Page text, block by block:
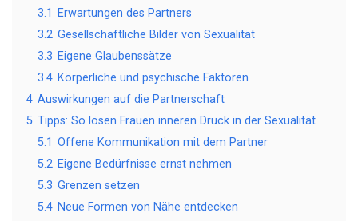
3.1
Erwartungen des Partners
3.2 Gesellschaftliche Bilder von Sexualität
3.3 Eigene Glaubenssätze
3.4 Körperliche und psychische Faktoren
4 Auswirkungen auf die Partnerschaft
5 Tipps: So lösen Frauen inneren Druck in der Sexualität
5.1 Offene Kommunikation mit dem Partner
5.2 Eigene Bedürfnisse ernst nehmen
5.3 Grenzen setzen
5.4 Neue Formen von Nähe entdecken